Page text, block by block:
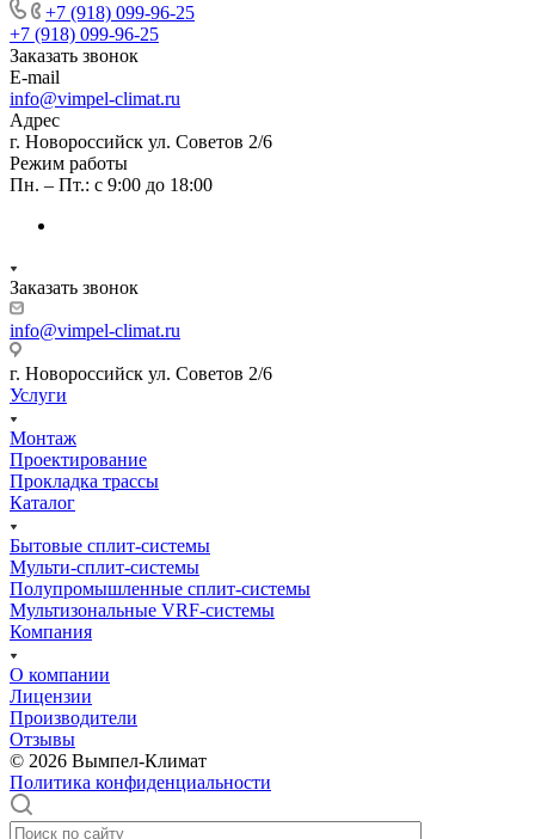
+7 (918) 099-96-25
+7 (918) 099-96-25
Заказать звонок
E-mail
info@vimpel-climat.ru
Адрес
г. Новороссийск ул. Советов 2/6
Режим работы
Пн. – Пт.: с 9:00 до 18:00
Заказать звонок
info@vimpel-climat.ru
г. Новороссийск ул. Советов 2/6
Услуги
Монтаж
Проектирование
Прокладка трассы
Каталог
Бытовые сплит-системы
Мульти-сплит-системы
Полупромышленные сплит-системы
Мультизональные VRF-системы
Компания
О компании
Лицензии
Производители
Отзывы
© 2026 Вымпел-Климат
Политика конфиденциальности